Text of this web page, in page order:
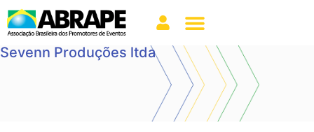
Sevenn Produções ltda